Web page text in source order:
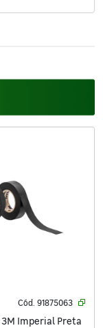
Cód. 91875063
Imperial Preta